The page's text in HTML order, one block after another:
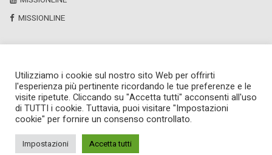
MISSIONLINE
Copyright © 2025 by Newsteca
P.Iva 13171520151
Newsteca S.r.l.
Via Larga, 6
Utilizziamo i cookie sul nostro sito Web per offrirti
l'esperienza più pertinente ricordando le tue preferenze e le
visite ripetute. Cliccando su "Accetta tutti" acconsenti all'uso
di TUTTI i cookie. Tuttavia, puoi visitare "Impostazioni
cookie" per fornire un consenso controllato.
Impostazioni Accetta tutti